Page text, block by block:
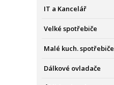
IT a Kancelář
Velké spotřebiče
Malé kuch. spotřebiče
Dálkové ovladače